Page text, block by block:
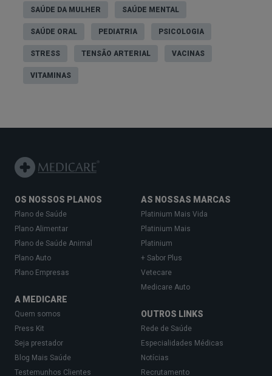
SAÚDE DA MULHER SAÚDE MENTAL
SAÚDE ORAL PEDIATRIA PSICOLOGIA
STRESS TENSÃO ARTERIAL VACINAS
VITAMINAS
OS NOSSOS PLANOS
Plano de Saúde
Plano Alimentar
Plano de Saúde Animal
Plano Auto
Plano Empresas
A MEDICARE
Quem somos
Press Kit
Seja prestador
Blog Mais Saúde
Testemunhos Clientes
AS NOSSAS MARCAS
Platinium Mais Vida
Platinium Mais
Platinium
+ Sabor Plus
Vetecare
Medicare Auto
OUTROS LINKS
Rede de Saúde
Especialidades Médicas
Notícias
Recrutamento